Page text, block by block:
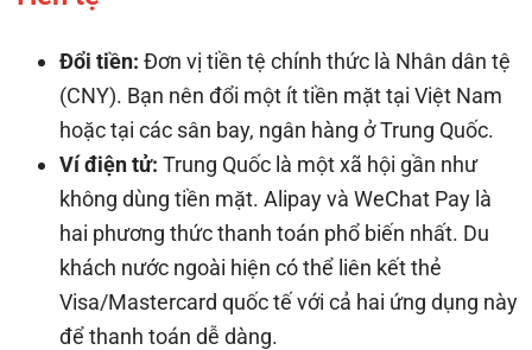
Đổi tiền: Đơn vị tiền tệ chính thức là Nhân dân tệ
(CNY). Bạn nên đổi một ít tiền mặt tại Việt Nam
hoặc tại các sân bay, ngân hàng ở Trung Quốc.
Ví điện tử: Trung Quốc là một xã hội gần như
không dùng tiền mặt. Alipay và WeChat Pay là
hai phương thức thanh toán phổ biến nhất. Du
khách nước ngoài hiện có thể liên kết thẻ
Visa/Mastercard quốc tế với cả hai ứng dụng này
để thanh toán dễ dàng.